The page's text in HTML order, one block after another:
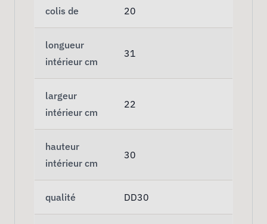
colis de 20
longueur
intérieur cm
31
largeur
intérieur cm
22
hauteur
intérieur cm
30
qualité DD30